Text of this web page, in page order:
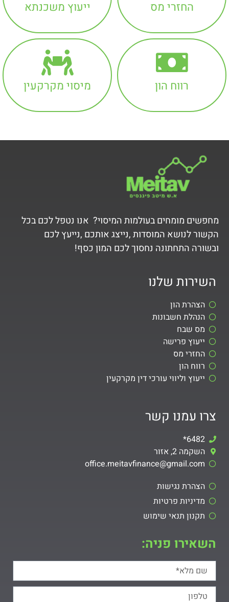
החזרי מס ייעוץ משכנתא
רווח הון מיסוי מקרקעין
מחפשים מומחים בעולמות המיסוי? אנו נטפל לכם בכל
הקשור לנושא המוסדות ,נייצג אותכם ,נייעץ לכם
ובשורה התחתונה נחסוך לכם המון כסף!
השירות שלנו
הצהרת הון
הנהלת חשבונות
מס שבח
ייעוץ פרישה
החזרי מס
רווח הון
ייעוץ וליווי עורכי דין מקרקעין
צרו עמנו קשר
6482*
השקמה 2, אזור
office.meitavfinance@gmail.com​
הצהרת נגישות
מדיניות פרטיות
תקנון תנאי שימוש
השאירו פניה: